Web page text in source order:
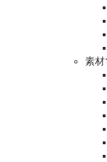
素材